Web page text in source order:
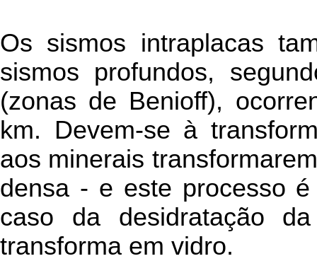
Os sismos intraplacas
sismos profundos,
(zonas de Benioff),
km. Devem-se à
aos minerais
densa - e este processo
caso da desidratação
transforma em vidro.